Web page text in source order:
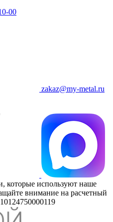
00
zakaz@my-metal.ru
которые используют наше
внимание на расчетный